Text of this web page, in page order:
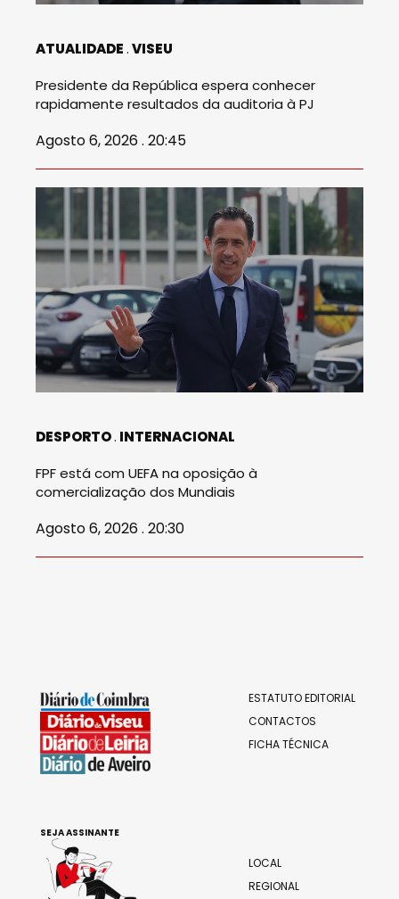
ATUALIDADE VISEU
Presidente da República espera conhecer
rapidamente resultados da auditoria à PJ
Agosto 6, 2026 . 20:45
DESPORTO INTERNACIONAL
FPF está com UEFA na oposição à
comercialização dos Mundiais
Agosto 6, 2026 . 20:30
ESTATUTO EDITORIAL
CONTACTOS
FICHA TÉCNICA
LOCAL
REGIONAL
SEJA ASSINANTE